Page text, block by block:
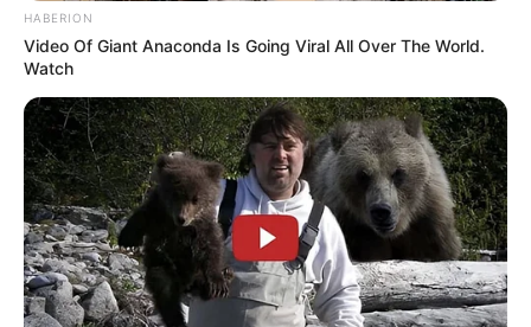
Szemtelen!
Zsenya megvetően nézett rájuk.
– Nem adtak elég enni a gyerekeknek!
Elővette a pénztárcáját, kihúzta belőle az összes
megmaradt papírt – nem számított, hogy ezek
voltak az utolsó pénzek –, és a földre dobta őket.
HABERION
Video Of Giant Anaconda Is Going Viral All Over The World.
Watch